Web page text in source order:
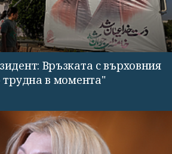
Връзката с върховния
в момента"